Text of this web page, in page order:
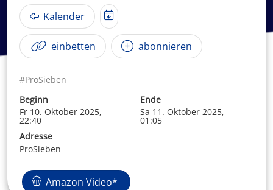
Kalender
einbetten abonnieren
#ProSieben
Beginn
Fr 10. Oktober 2025,
22:40
Ende
Sa 11. Oktober 2025,
01:05
Adresse
ProSieben
Amazon Video*